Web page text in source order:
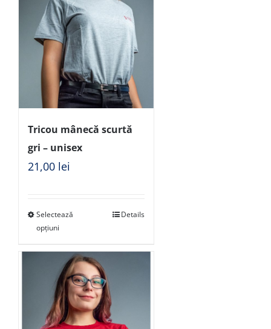
Tricou mânecă scurtă
gri – unisex
21,00 lei
Selectează
opțiuni
Details